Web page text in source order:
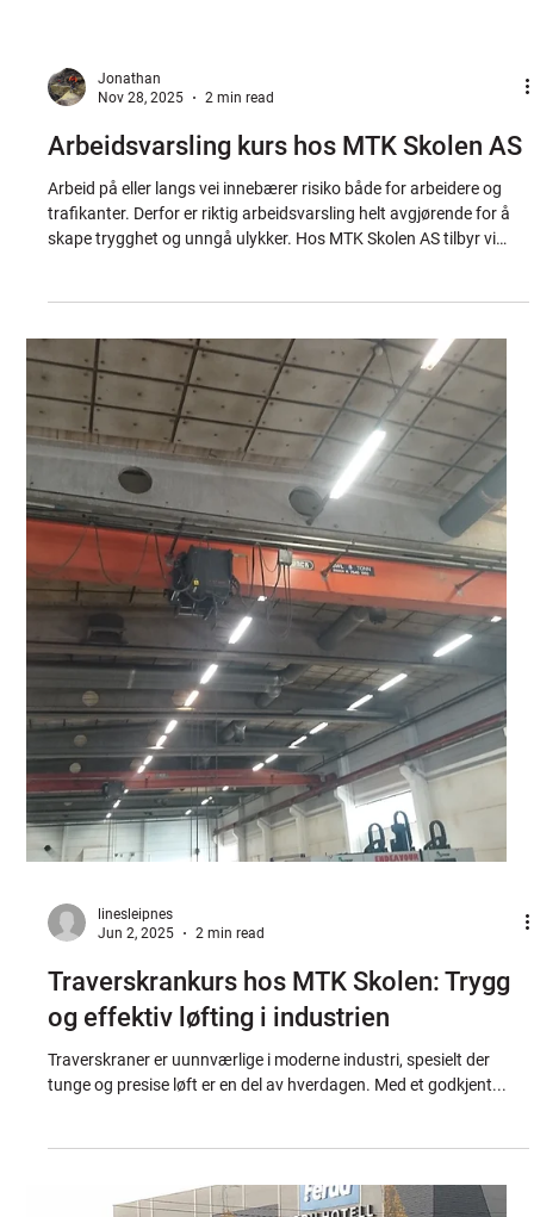
Jonathan
Nov 28, 2025
2 min read
Arbeidsvarsling kurs hos MTK Skolen AS
Arbeid på eller langs vei innebærer risiko både for arbeidere og
trafikanter. Derfor er riktig arbeidsvarsling helt avgjørende for å
skape trygghet og unngå ulykker. Hos MTK Skolen AS tilbyr vi
profesjonelle kurs i arbeidsvarsling i tråd med kravene i Håndbok
N301 , slik at du eller dine ansatte kan utføre arbeidet sikkert og
effektivt. 👉 "Les mer om våre arbeidsvarsling kurs her" Hvorfor
arbeidsvarsling er viktig Ulykker ved veiarbeid skjer ofte på grunn
av feilplassert sk